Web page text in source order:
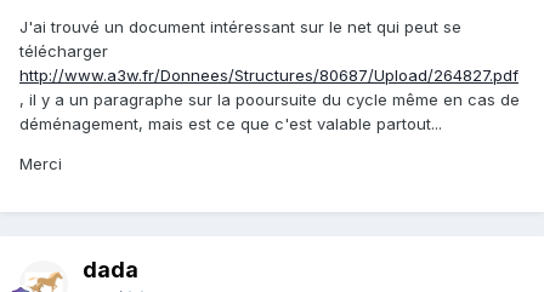
J'ai trouvé un document intéressant sur le net qui peut se
télécharger
http://www.a3w.fr/Donnees/Structures/80687/Upload/264827.pdf
, il y a un paragraphe sur la pooursuite du cycle même en cas de
déménagement, mais est ce que c'est valable partout...
Merci
dada